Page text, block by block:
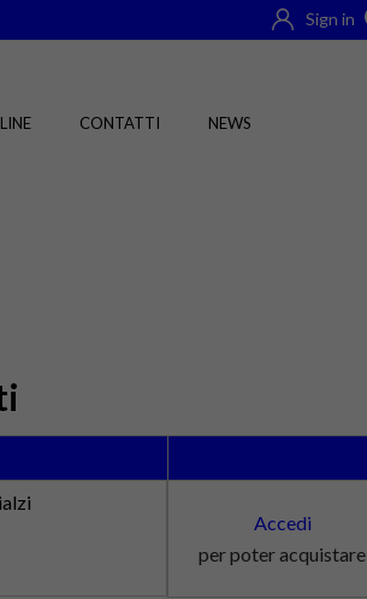
Sign in
CONTATTI NEWS
Accedi
per poter acquistare